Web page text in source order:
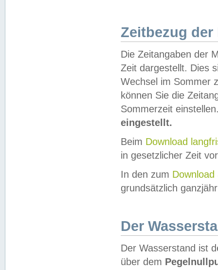
Zeitbezug der
Die Zeitangaben der
Zeit dargestellt. Dies
Wechsel im Sommer
können Sie die
Sommerzeit
eingestellt.
Beim Download
in gesetzlicher Zeit
In den zum Download
grundsätzlich
Der
Der Wasserstand ist
über dem